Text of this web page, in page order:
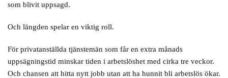
som blivit uppsagd.
Och längden spelar en viktig roll.
För privatanställda tjänstemän som får en extra månads
uppsägningstid minskar tiden i arbetslöshet med cirka tre veckor.
Och chansen att hitta nytt jobb utan att ha hunnit bli arbetslös ökar.